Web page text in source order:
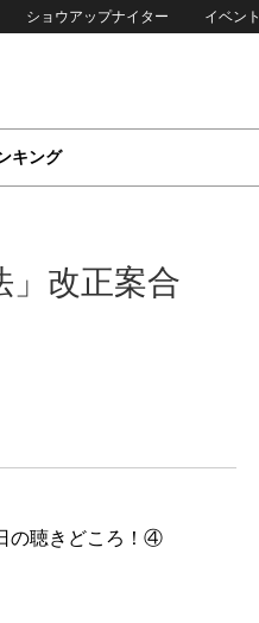
ショウアップナイター イベント
キング
」改正案合
の聴きどころ！④